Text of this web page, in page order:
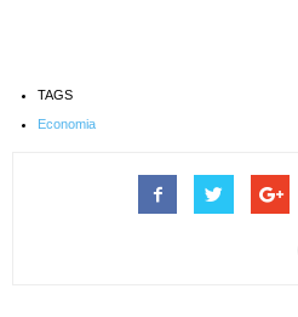
TAGS
Economia